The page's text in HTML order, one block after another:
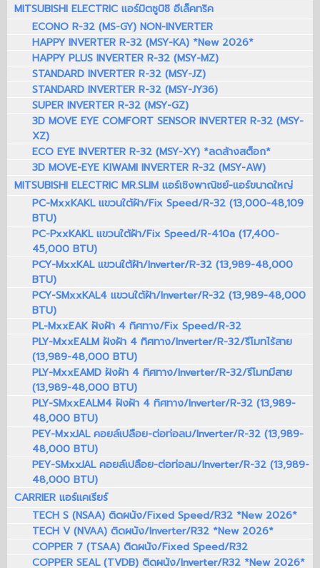
MITSUBISHI ELECTRIC แอร์มิตซูบิชิ อีเล็คทริค
ECONO R-32 (MS-GY) NON-INVERTER
HAPPY INVERTER R-32 (MSY-KA) *New 2026*
HAPPY PLUS INVERTER R-32 (MSY-MZ)
STANDARD INVERTER R-32 (MSY-JZ)
STANDARD INVERTER R-32 (MSY-JY36)
SUPER INVERTER R-32 (MSY-GZ)
3D MOVE EYE COMFORT SENSOR INVERTER R-32 (MSY-
XZ)
ECO EYE INVERTER R-32 (MSY-XY) *ลดล้างสต็อก*
3D MOVE-EYE KIWAMI INVERTER R-32 (MSY-AW)
MITSUBISHI ELECTRIC MR.SLIM แอร์เชิงพาณิชย์-แอร์ขนาดใหญ่
PC-MxxKAKL แขวนใต้ฝ้า/Fix Speed/R-32 (13,000-48,109
BTU)
PC-PxxKAKL แขวนใต้ฝ้า/Fix Speed/R-410a (17,400-
45,000 BTU)
PCY-MxxKAL แขวนใต้ฝ้า/Inverter/R-32 (13,989-48,000
BTU)
PCY-SMxxKAL4 แขวนใต้ฝ้า/Inverter/R-32 (13,989-48,000
BTU)
PL-MxxEAK ฝังฝ้า 4 ทิศทาง/Fix Speed/R-32
PLY-MxxEALM ฝังฝ้า 4 ทิศทาง/Inverter/R-32/รีโมทไร้สาย
(13,989-48,000 BTU)
PLY-MxxEAMD ฝังฝ้า 4 ทิศทาง/Inverter/R-32/รีโมทมีสาย
(13,989-48,000 BTU)
PLY-SMxxEALM4 ฝังฝ้า 4 ทิศทาง/Inverter/R-32 (13,989-
48,000 BTU)
PEY-MxxJAL คอยล์เปลือย-ต่อท่อลม/Inverter/R-32 (13,989-
48,000 BTU)
PEY-SMxxJAL คอยล์เปลือย-ต่อท่อลม/Inverter/R-32 (13,989-
48,000 BTU)
CARRIER แอร์แคเรียร์
TECH S (NSAA) ติดผนัง/Fixed Speed/R32 *New 2026*
TECH V (NVAA) ติดผนัง/Inverter/R32 *New 2026*
COPPER 7 (TSAA) ติดผนัง/Fixed Speed/R32
COPPER SEAL (TVDB) ติดผนัง/Inverter/R32 *New 2026*